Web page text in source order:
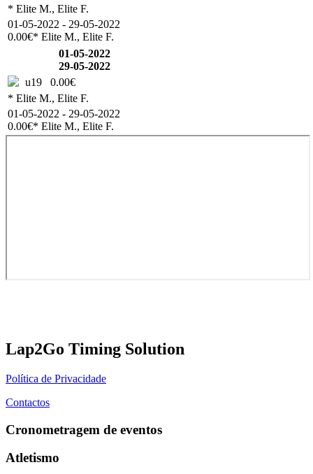
* Elite M., Elite F.
01-05-2022 - 29-05-2022
0.00€* Elite M., Elite F.
01-05-2022
29-05-2022
u19
0.00€
* Elite M., Elite F.
01-05-2022 - 29-05-2022
0.00€* Elite M., Elite F.
Lap2Go Timing Solution
Política de Privacidade
Contactos
Cronometragem de eventos
Atletismo